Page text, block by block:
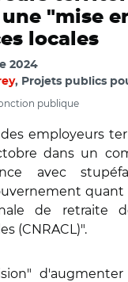
"mise
locales
2024
, Projets publics
publique
employeurs
dans un
avec
quant
de retraite
(CNRACL)".